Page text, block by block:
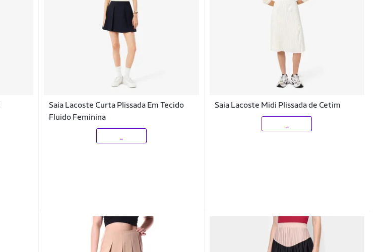
Saia Lacoste Curta Plissada Em Tecido
Fluido Feminina
Saia Lacoste Midi Plissada de Cetim